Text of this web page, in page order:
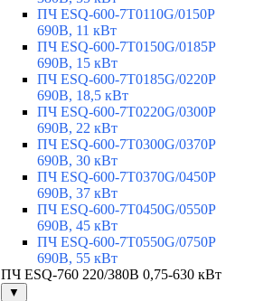
ПЧ ESQ-600-7T0110G/0150P
690В, 11 кВт
ПЧ ESQ-600-7T0150G/0185P
690В, 15 кВт
ПЧ ESQ-600-7T0185G/0220P
690В, 18,5 кВт
ПЧ ESQ-600-7T0220G/0300P
690В, 22 кВт
ПЧ ESQ-600-7T0300G/0370P
690В, 30 кВт
ПЧ ESQ-600-7T0370G/0450P
690В, 37 кВт
ПЧ ESQ-600-7T0450G/0550P
690В, 45 кВт
ПЧ ESQ-600-7T0550G/0750P
690В, 55 кВт
ПЧ ESQ-760 220/380В 0,75-630 кВт
▼